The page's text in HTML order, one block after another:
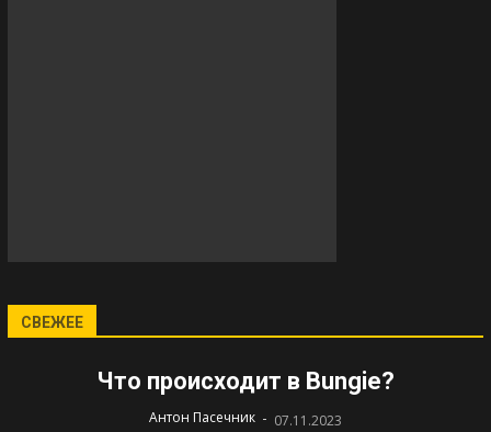
СВЕЖЕЕ
Что происходит в Bungie?
Антон Пасечник - 07.11.2023